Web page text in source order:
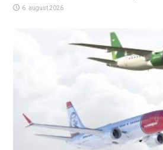
6. august 2026